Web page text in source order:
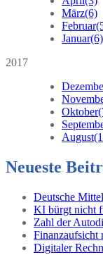
März(6)
Februar
Januar(6)
2017
Oktober
August
Neueste
Deutsche
KI bürgt nicht
Zahl der
Finanzaufsicht
Digitaler